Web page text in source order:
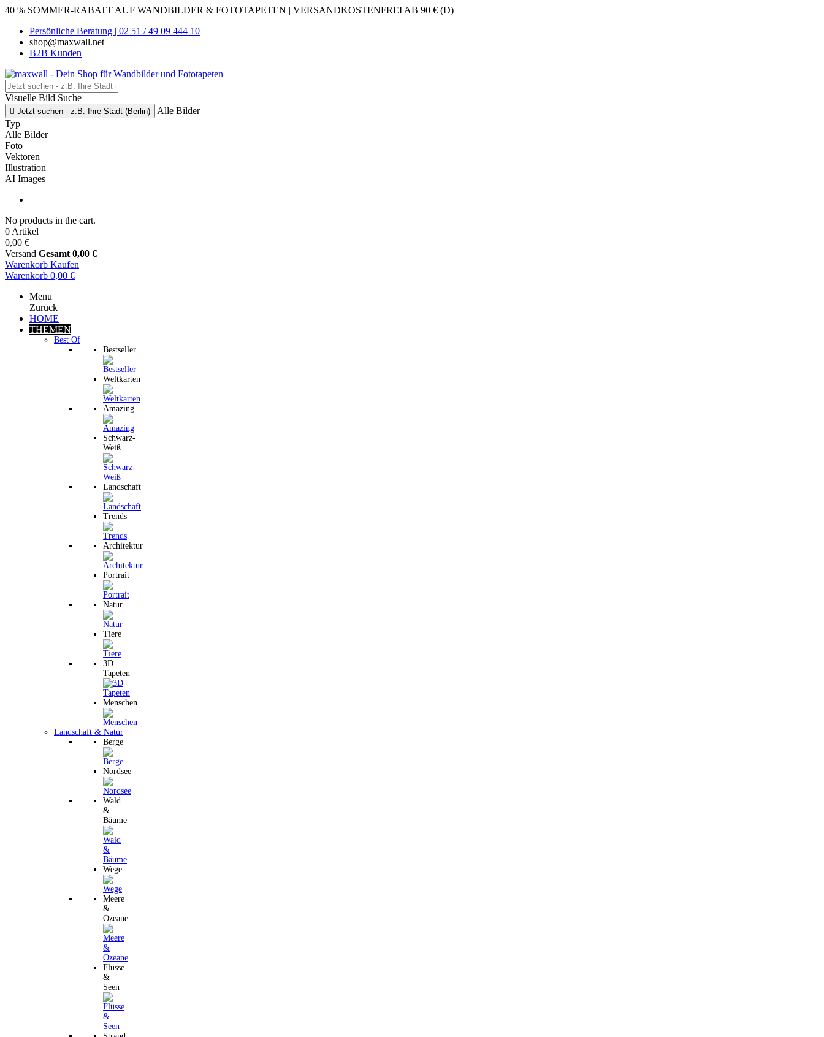
40 % SOMMER-RABATT AUF WANDBILDER & FOTOTAPETEN | VERSANDKOSTENFREI AB 90 € (D)
Persönliche Beratung | 02 51 / 49 09 444 10
shop@maxwall.net
B2B Kunden
Visuelle Bild Suche
 Jetzt suchen - z.B. Ihre Stadt (Berlin)
Alle Bilder
Typ
Alle Bilder
Foto
Vektoren
Illustration
AI Images
No products in the cart.
0 Artikel
0,00 €
Versand Gesamt 0,00 €
Warenkorb Kaufen
Warenkorb 0,00 €
Menu
Zurück
HOME
THEMEN
Best Of
Bestseller
Weltkarten
Amazing
Schwarz-
Weiß
Landschaft
Trends
Architektur
Portrait
Natur
Tiere
3D
Tapeten
Menschen
Landschaft & Natur
Berge
Nordsee
Wald
&
Bäume
Wege
Meere
&
Ozeane
Flüsse
&
Seen